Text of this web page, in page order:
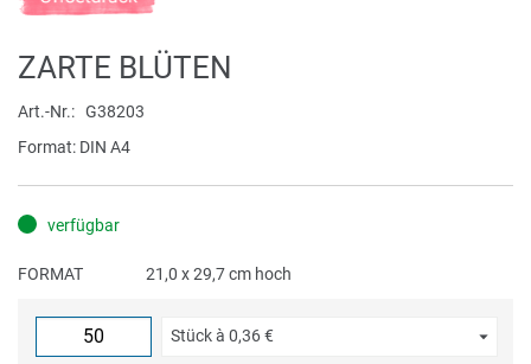
Anfang
Bildergalerie
ZARTE BLÜTEN
Art.-Nr.
G38203
Format: DIN A4
verfügbar
FORMAT 21,0 x 29,7 cm hoch
Stück à 0,36 €